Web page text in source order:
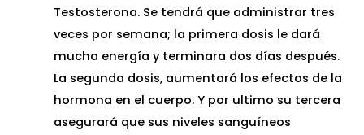
Testosterona. Se tendrá que administrar tres
veces por semana; la primera dosis le dará
mucha energía y terminara dos días después.
La segunda dosis, aumentará los efectos de la
hormona en el cuerpo. Y por ultimo su tercera
asegurará que sus niveles sanguíneos